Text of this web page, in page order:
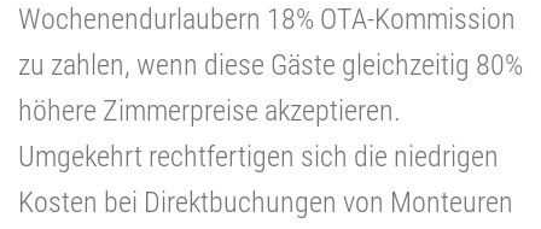
Wochenendurlaubern 18% OTA-Kommission
zu zahlen, wenn diese Gäste gleichzeitig 80%
höhere Zimmerpreise akzeptieren.
Umgekehrt rechtfertigen sich die niedrigen
Kosten bei Direktbuchungen von Monteuren